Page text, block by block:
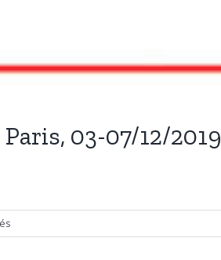
03-07/12/2019
Visite